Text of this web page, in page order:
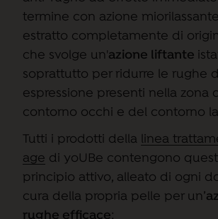
termine con azione
estratto completamente di
che svolge un'azione liftante
soprattutto per ridurre le rughe
espressione presenti nella zona
contorno occhi e del contorno
Tutti i prodotti della linea
age di yoUBe contengono
principio attivo, alleato di ogni
cura della propria pelle per un’
rughe efficace: